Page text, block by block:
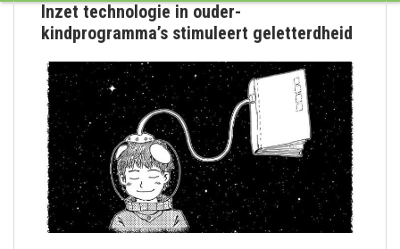
Inzet technologie in ouder-
kindprogramma’s stimuleert geletterdheid